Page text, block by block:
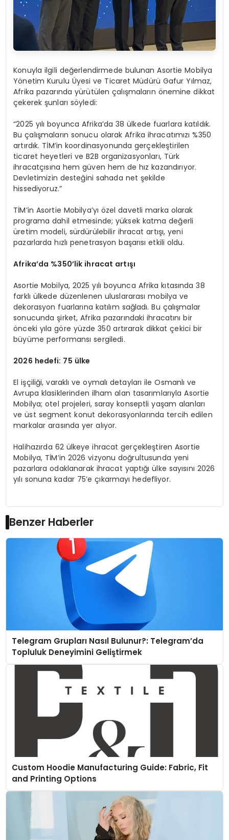
Konuyla ilgili değerlendirmede bulunan Asortie Mobilya
Yönetim Kurulu Üyesi ve Ticaret Müdürü Gafur Yılmaz,
Afrika pazarında yürütülen çalışmaların önemine dikkat
çekerek şunları söyledi:
“2025 yılı boyunca Afrika’da 38 ülkede fuarlara katıldık.
Bu çalışmaların sonucu olarak Afrika ihracatımızı %350
artırdık. TİM’in koordinasyonunda gerçekleştirilen
ticaret heyetleri ve B2B organizasyonları, Türk
ihracatçısına hem güven hem de hız kazandırıyor.
Devletimizin desteğini sahada net şekilde
hissediyoruz.”
TİM’in Asortie Mobilya’yı özel davetli marka olarak
programa dahil etmesinde; yüksek katma değerli
üretim modeli, sürdürülebilir ihracat artışı, yeni
pazarlarda hızlı penetrasyon başarısı etkili oldu.
Afrika’da %350’lik ihracat artışı
Asortie Mobilya, 2025 yılı boyunca Afrika kıtasında 38
farklı ülkede düzenlenen uluslararası mobilya ve
dekorasyon fuarlarına katılım sağladı. Bu çalışmalar
sonucunda şirket, Afrika pazarındaki ihracatını bir
önceki yıla göre yüzde 350 artırarak dikkat çekici bir
büyüme performansı sergiledi.
2026 hedefi: 75 ülke
El işçiliği, varaklı ve oymalı detayları ile Osmanlı ve
Avrupa klasiklerinden ilham alan tasarımlarıyla Asortie
Mobilya; otel projeleri, saray konseptli yaşam alanları
ve üst segment konut dekorasyonlarında tercih edilen
markalar arasında yer alıyor.
Halihazırda 62 ülkeye ihracat gerçekleştiren Asortie
Mobilya, TİM’in 2026 vizyonu doğrultusunda yeni
pazarlara odaklanarak ihracat yaptığı ülke sayısını 2026
yılı sonuna kadar 75’e çıkarmayı hedefliyor.
Benzer Haberler
Telegram Grupları Nasıl Bulunur?: Telegram’da
Topluluk Deneyimini Geliştirmek
Custom Hoodie Manufacturing Guide: Fabric, Fit
and Printing Options